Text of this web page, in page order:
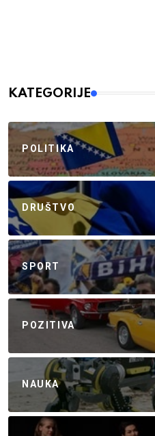
KATEGORIJE
POLITIKA
DRUŠTVO
SPORT
POZITIVA
NAUKA